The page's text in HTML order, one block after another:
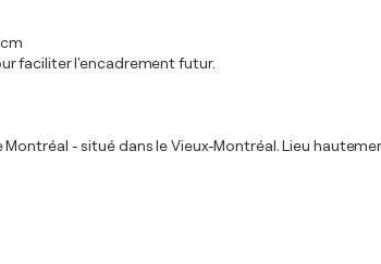
faciliter l'encadrement futur.
- situé dans le Vieux-Montréal. Lieu